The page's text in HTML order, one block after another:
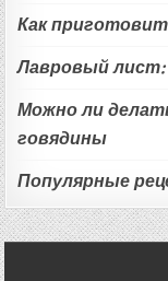
Как
Лавровый лист:
Можно ли
говядины
Популярные